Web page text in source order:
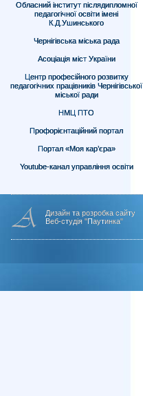
Обласний інститут післядипломної
педагогічної освіти імені
К.Д.Ушинського
Чернігівська міська рада
Асоціація міст України
Центр професійного розвитку
педагогічних працівників Чернігівської
міської ради
НМЦ ПТО
Профорієнтаційний портал
Портал «Моя кар’єра»
Youtube-канал управління освіти
Дизайн та розробка сайту
Веб-студія "Паутинка"